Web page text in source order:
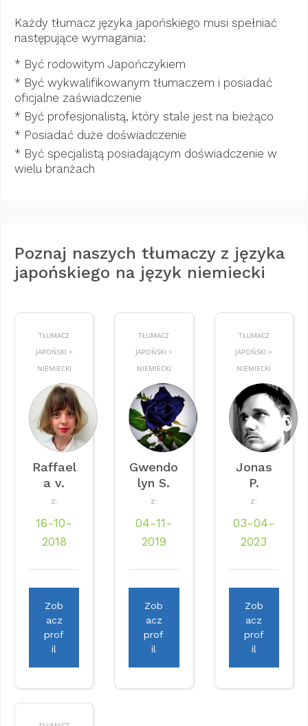
Każdy tłumacz języka japońskiego musi spełniać
następujące wymagania:
* Być rodowitym Japończykiem
* Być wykwalifikowanym tłumaczem i posiadać
oficjalne zaświadczenie
* Być profesjonalistą, który stale jest na bieżąco
* Posiadać duże doświadczenie
* Być specjalistą posiadającym doświadczenie w
wielu branżach
Poznaj naszych tłumaczy z języka
japońskiego na język niemiecki
TŁUMACZ
JAPOŃSKI >
NIEMIECKI
Raffael
a v.
Z:
16-10-
2018
Zob
acz
prof
il
TŁUMACZ
JAPOŃSKI >
NIEMIECKI
Gwendo
lyn S.
Z:
04-11-
2019
Zob
acz
prof
il
TŁUMACZ
JAPOŃSKI >
NIEMIECKI
Jonas
P.
Z:
03-04-
2023
Zob
acz
prof
il